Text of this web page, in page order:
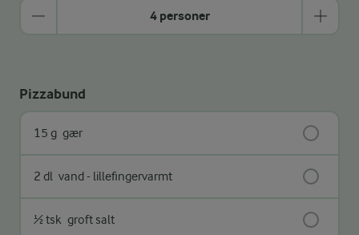
4 personer
Pizzabund
15 g gær
2 dl vand - lillefingervarmt
½ tsk groft salt